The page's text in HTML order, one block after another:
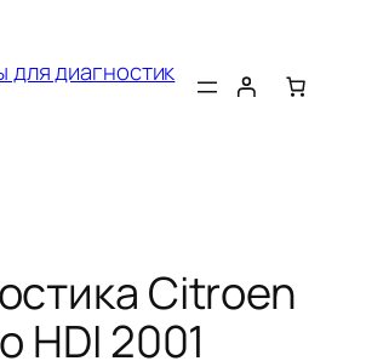
для диагностик
Citroen
HDI 2001